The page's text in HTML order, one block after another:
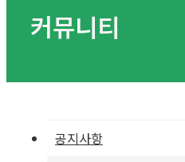
커뮤니티
공지사항